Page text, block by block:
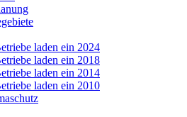
laden ein 2024
laden ein 2018
laden ein 2014
laden ein 2010